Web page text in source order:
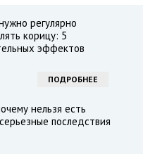
регулярно
корицу: 5
эффектов
ПОДРОБНЕЕ
нельзя есть
последствия